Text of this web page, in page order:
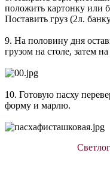
положить картонку или
Поставить груз (2л.
9. На половину дня
грузом на столе, затем
10. Готовую пасху
форму и марлю.